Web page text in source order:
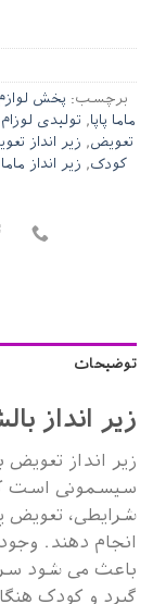
برچسب: پخش
ماما پاپا, تولیدی
تعویض, زیر انداز
کودک, زیر انداز ماما
توضیحات
زیر انداز
زیر انداز تعویض
سیسمونی است
شرایطی، تعویض
انجام دهند.
باعث می شود
گیرد و کودک